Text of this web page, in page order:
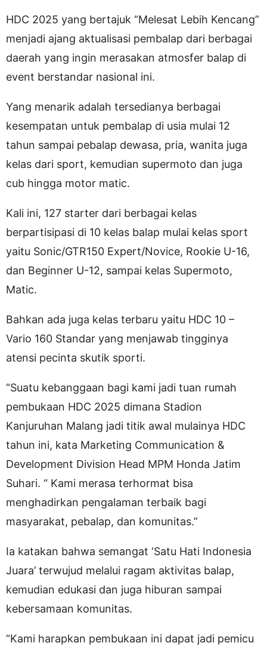
HDC 2025 yang bertajuk “Melesat Lebih Kencang”
menjadi ajang aktualisasi pembalap dari berbagai
daerah yang ingin merasakan atmosfer balap di
event berstandar nasional ini.
Yang menarik adalah tersedianya berbagai
kesempatan untuk pembalap di usia mulai 12
tahun sampai pebalap dewasa, pria, wanita juga
kelas dari sport, kemudian supermoto dan juga
cub hingga motor matic.
Kali ini, 127 starter dari berbagai kelas
berpartisipasi di 10 kelas balap mulai kelas sport
yaitu Sonic/GTR150 Expert/Novice, Rookie U-16,
dan Beginner U-12, sampai kelas Supermoto,
Matic.
Bahkan ada juga kelas terbaru yaitu HDC 10 –
Vario 160 Standar yang menjawab tingginya
atensi pecinta skutik sporti.
“Suatu kebanggaan bagi kami jadi tuan rumah
pembukaan HDC 2025 dimana Stadion
Kanjuruhan Malang jadi titik awal mulainya HDC
tahun ini, kata Marketing Communication &
Development Division Head MPM Honda Jatim
Suhari. “ Kami merasa terhormat bisa
menghadirkan pengalaman terbaik bagi
masyarakat, pebalap, dan komunitas.”
Ia katakan bahwa semangat ‘Satu Hati Indonesia
Juara’ terwujud melalui ragam aktivitas balap,
kemudian edukasi dan juga hiburan sampai
kebersamaan komunitas.
“Kami harapkan pembukaan ini dapat jadi pemicu